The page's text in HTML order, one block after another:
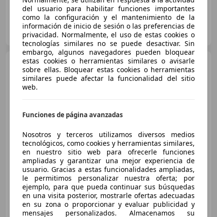
DOMINGO ALONSO OCASIÓN TENERIFE
ES-38108 LA LAGUNA
Volkswagen Tiguan1.4
eHibrid Life 180kW
10/2022 72.763 km
Electro/Gasolina
180 kW (245 CV)
OCASIONPLUS - LAS PALMAS DE GRAN CANARIA
ES-35008 LAS PALMAS DE GRAN CANARIA
del usuario para habilitar funciones importantes
como la configuración y el mantenimiento de la
información de inicio de sesión o las preferencias de
privacidad. Normalmente, el uso de estas cookies o
tecnologías similares no se puede desactivar. Sin
embargo, algunos navegadores pueden bloquear
estas cookies o herramientas similares o avisarle
sobre ellas. Bloquear estas cookies o herramientas
similares puede afectar la funcionalidad del sitio
web.
Funciones de página avanzadas
Nosotros y terceros utilizamos diversos medios
tecnológicos, como cookies y herramientas similares,
en nuestro sitio web para ofrecerle funciones
ampliadas y garantizar una mejor experiencia de
usuario. Gracias a estas funcionalidades ampliadas,
le permitimos personalizar nuestra oferta; por
ejemplo, para que pueda continuar sus búsquedas
en una visita posterior, mostrarle ofertas adecuadas
en su zona o proporcionar y evaluar publicidad y
mensajes personalizados. Almacenamos su